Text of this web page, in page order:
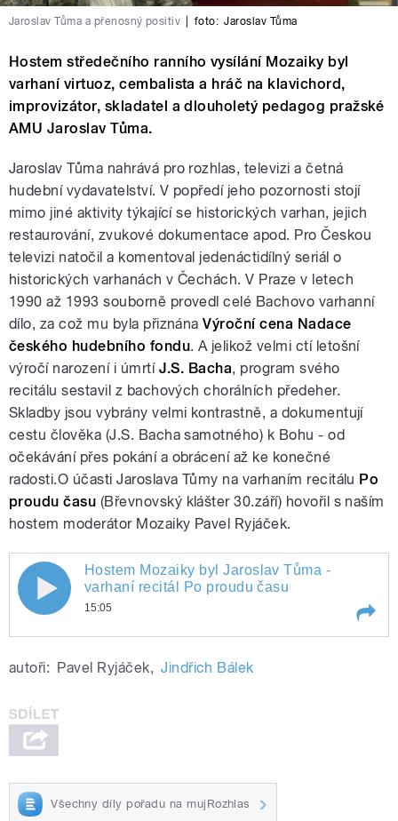
Jaroslav Tůma a přenosný positiv foto: Jaroslav Tůma
Hostem středečního ranního vysílání Mozaiky byl
varhaní virtuoz, cembalista a hráč na klavichord,
improvizátor, skladatel a dlouholetý pedagog pražské
AMU Jaroslav Tůma.
Jaroslav Tůma nahrává pro rozhlas, televizi a četná
hudební vydavatelství. V popředí jeho pozornosti stojí
mimo jiné aktivity týkající se historických varhan, jejich
restaurování, zvukové dokumentace apod. Pro Českou
televizi natočil a komentoval jedenáctidílný seriál o
historických varhanách v Čechách. V Praze v letech
1990 až 1993 souborně provedl celé Bachovo varhanní
dílo, za což mu byla přiznánaVýroční cena Nadace
českého hudebního fondu. A jelikož velmi ctí letošní
výročí narození i úmrtí J.S. Bacha, program svého
recitálu sestavil z bachových chorálních předeher.
Skladby jsou vybrány velmi kontrastně, a dokumentují
cestu člověka (J.S. Bacha samotného) k Bohu - od
očekávání přes pokání a obrácení až ke konečné
radosti.O účasti Jaroslava Tůmy na varhaním recitálu Po
proudu času (Břevnovský klášter 30.září) hovořil s naším
hostem moderátor Mozaiky Pavel Ryjáček.
Hostem Mozaiky byl Jaroslav Tůma -
varhaní recitál Po proudu času
Hostem Mozaiky byl Jaroslav Tůma -
varhaní recitál Po proudu času
15:05
varhaní recitál Po proudu času
autoři: Pavel Ryjáček, Jindřich Bálek
Všechny díly pořadu na mujRozhlas